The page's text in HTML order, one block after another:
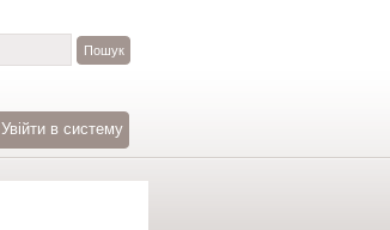
Увійти в систему